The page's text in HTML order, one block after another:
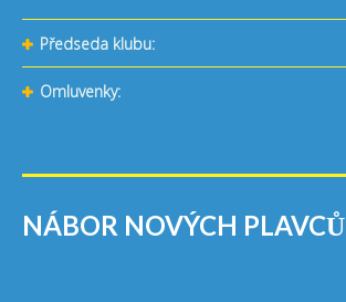
Předseda klubu:
Omluvenky:
NÁBOR NOVÝCH PLAVCŮ